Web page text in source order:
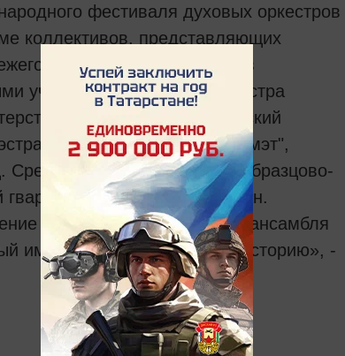
фестиваля духовых оркестров
коллективов, представляющих
принимают участие в
участниками. Это три оркестра
обороны РФ, ульяновский
духовой оркестр "Элмэт",
зарубежных гостей - образцово-
Республики Казахстан.
оркестра Стамбульского ансамбля
имеет давнюю и славную историю», -